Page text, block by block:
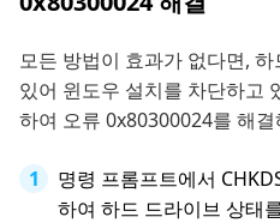
모든 방법이 효과가 없다면,
있어 윈도우 설치를 차단하고
하여 오류 0x80300024를 해결
명령 프롬프트에서
하여 하드 드라이브 상태